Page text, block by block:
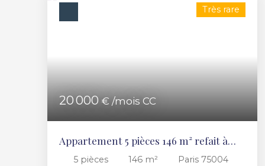
20 000€ /mois CC
Très rare
Appartement 5 pièces 146 m² refait à
neuf par architecte
5 pièces 146 m²
Paris 75004